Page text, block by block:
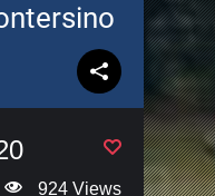
924 Views